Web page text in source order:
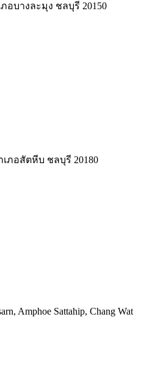
ภอบางละมุง ชลบุรี 20150
เภอสัตหีบ ชลบุรี 20180
Amphoe Sattahip, Chang Wat